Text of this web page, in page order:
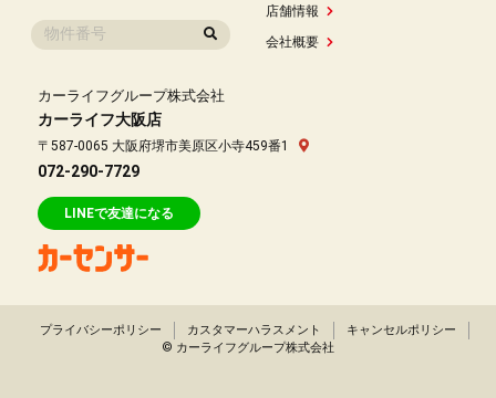
店舗情報
会社概要
カーライフグループ株式会社
カーライフ大阪店
〒587-0065 大阪府堺市美原区小寺459番1
072-290-7729
LINEで友達になる
プライバシーポリシー カスタマーハラスメント
キャンセルポリシー
© カーライフグループ株式会社